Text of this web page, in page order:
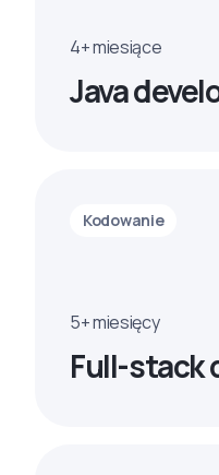
4+ miesiące
Java
Kodowanie
5+ miesięcy
Full-stack